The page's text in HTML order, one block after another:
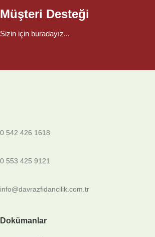
Müşteri Desteği
Sizin için buradayız...
0 542 426 1618
0 553 425 9121
info@davrazfidancilik.com.tr
Dokümanlar